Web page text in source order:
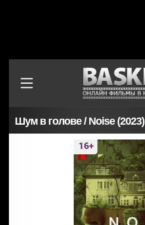
Шум в голове / Noise (2023)